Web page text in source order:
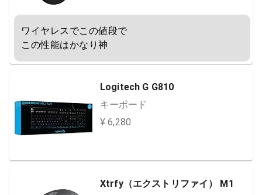
ワイヤレスでこの値段で
この性能はかなり神
Logitech G G810
キーボード
¥ 6,280
Xtrfy（エクストリファイ） M1